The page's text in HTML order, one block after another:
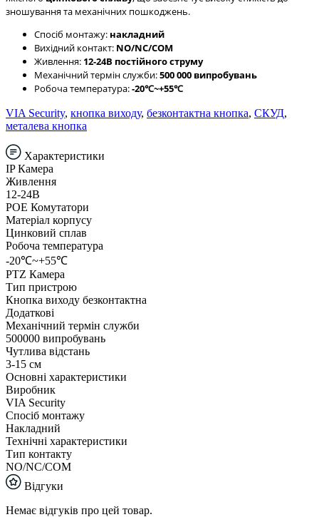
зношування та механічних пошкоджень.
Спосіб монтажу: накладний
Вихідний контакт: NO/NC/COM
Живлення: 12-24В постійного струму
Механічний термін служби:500 000 випробувань
Робоча температура:-20℃~+55℃
VIA Security, кнопка виходу, безконтактна кнопка, СКУД,
металева кнопка
Характеристики
IP Камера
Живлення
12-24В
POE Комутатори
Матеріал корпусу
Цинковий сплав
Робоча температура
-20℃~+55℃
PTZ Камера
Тип пристрою
Кнопка виходу безконтактна
Додаткові
Механічний термін служби
500000 випробувань
Чутлива відстань
3-15 см
Основні характеристики
Виробник
VIA Security
Спосіб монтажу
Накладний
Технічні характеристики
Тип контакту
NO/NC/COM
Відгуки
Немає відгуків про цей товар.